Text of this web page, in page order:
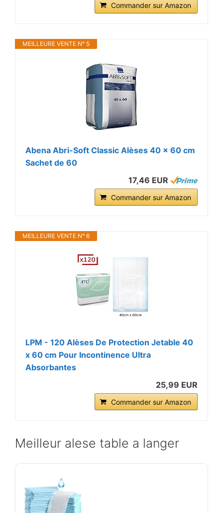
Commander sur Amazon
MEILLEURE VENTE N° 5
Abena Abri-Soft Classic Alèses 40 x 60 cm
Sachet de 60
17,46 EUR
Commander sur Amazon
MEILLEURE VENTE N° 6
LPM - 120 Alèses De Protection Jetable 40
x 60 cm Pour Incontinence Ultra
Absorbantes
25,99 EUR
Commander sur Amazon
Meilleur alese table a langer